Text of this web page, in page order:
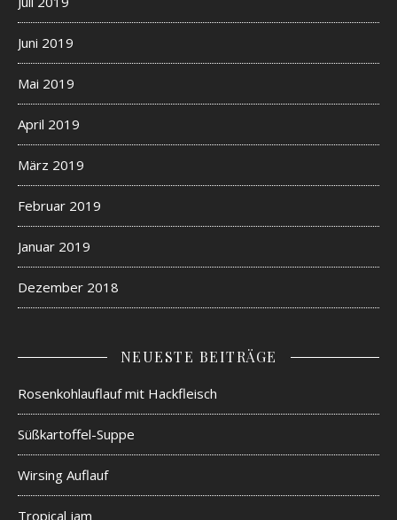
Juni 2019
Mai 2019
April 2019
März 2019
Februar 2019
Januar 2019
Dezember 2018
NEUESTE BEITRÄGE
Rosenkohlauflauf mit Hackfleisch
Süßkartoffel-Suppe
Wirsing Auflauf
Tropical jam